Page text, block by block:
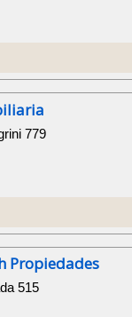
779
Propiedades
515